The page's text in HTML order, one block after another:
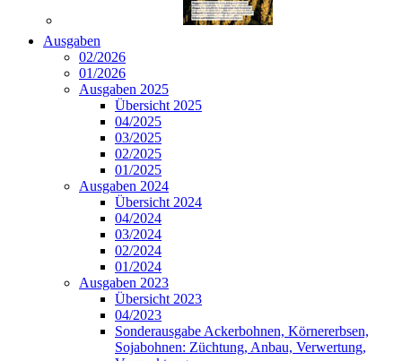
Ausgaben
02/2026
01/2026
Ausgaben 2025
Übersicht 2025
04/2025
03/2025
02/2025
01/2025
Ausgaben 2024
Übersicht 2024
04/2024
03/2024
02/2024
01/2024
Ausgaben 2023
Übersicht 2023
04/2023
Sonderausgabe Ackerbohnen, Körnererbsen,
Sojabohnen: Züchtung, Anbau, Verwertung,